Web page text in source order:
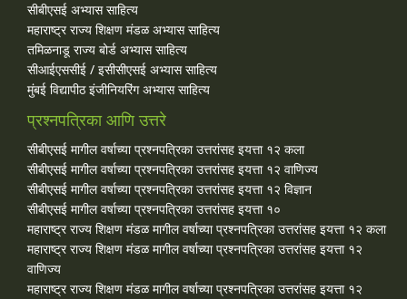
सीबीएसई अभ्यास साहित्य
महाराष्ट्र राज्य शिक्षण मंडळ अभ्यास साहित्य
तमिळनाडू राज्य बोर्ड अभ्यास साहित्य
सीआईएससीई / इसीसीएसई अभ्यास साहित्य
मुंबई विद्यापीठ इंजीनियरिंग अभ्यास साहित्य
प्रश्नपत्रिका आणि उत्तरे
सीबीएसई मागील वर्षाच्या प्रश्‍नपत्रिका उत्तरांसह इयत्ता १२ कला
सीबीएसई मागील वर्षाच्या प्रश्‍नपत्रिका उत्तरांसह इयत्ता १२ वाणिज्य
सीबीएसई मागील वर्षाच्या प्रश्‍नपत्रिका उत्तरांसह इयत्ता १२ विज्ञान
सीबीएसई मागील वर्षाच्या प्रश्‍नपत्रिका उत्तरांसह इयत्ता १०
महाराष्ट्र राज्य शिक्षण मंडळ मागील वर्षाच्या प्रश्‍नपत्रिका उत्तरांसह इयत्ता १२ कला
महाराष्ट्र राज्य शिक्षण मंडळ मागील वर्षाच्या प्रश्‍नपत्रिका उत्तरांसह इयत्ता १२
वाणिज्य
महाराष्ट्र राज्य शिक्षण मंडळ मागील वर्षाच्या प्रश्‍नपत्रिका उत्तरांसह इयत्ता १२